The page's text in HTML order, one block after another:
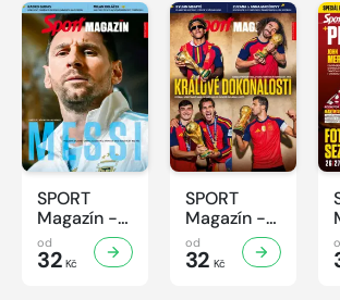
SPORT
Magazín -
32/2026
od
32 Kč
SPORT
Magazín -
31/2026
od
32 Kč